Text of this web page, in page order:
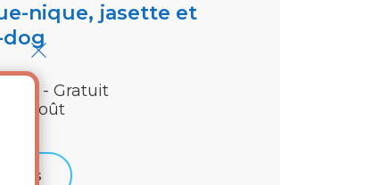
nique, jasette et
dog
13 août
tous - Gratuit
Détails
×